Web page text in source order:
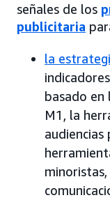
señales de los
publicitaria
la
basado en
M1, la